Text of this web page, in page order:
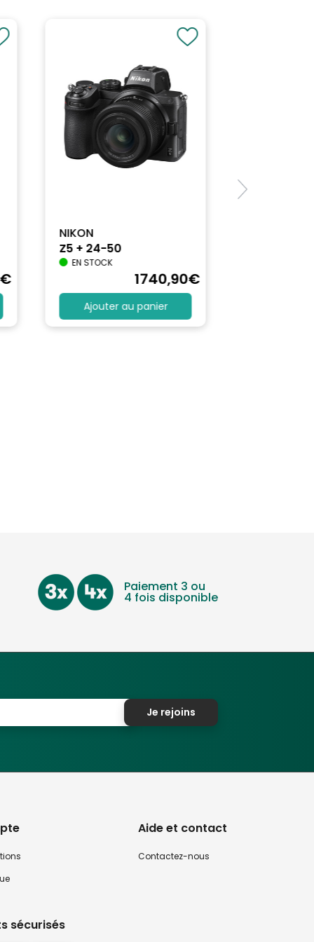
€
NIKON
Z5 + 24-50
EN STOCK
1740,90€
Ajouter au panier
Paiement 3 ou
4 fois disponible
Je rejoins
sécurisés
Aide et contact
Contactez-nous